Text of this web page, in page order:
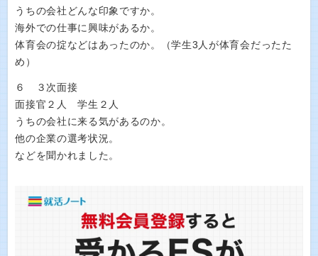
うちの会社どんな印象ですか。
海外での仕事に興味があるか。
体育会の掟などはあったのか。（学生3人が体育会だったた
め）
６ ３次面接
面接官２人 学生２人
うちの会社に来る気があるのか。
他の企業の選考状況。
などを聞かれました。